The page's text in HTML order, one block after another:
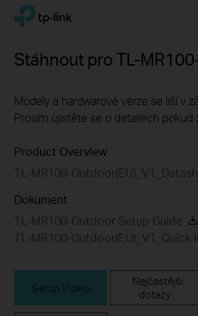
Click
navigation
TP-Link, Reliably Smart
Stáhnout proTL-
Modely a hardwarové verze se liší v
Prosím ujistěte se o detailech pokud
Product Overview
TL-MR100-
Dokument
TL-MR100-Outdoor Setup Guide
TL-MR100-Outdoor(EU)_V1_Quick
Setup Video
Nejčastější
dotazy